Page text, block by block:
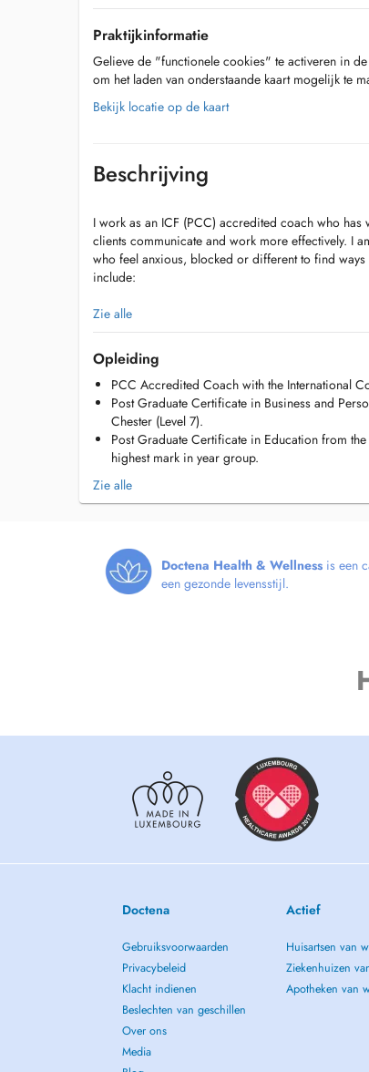
Praktijkinformatie
Gelieve de "functionele cookies" te activeren in
om het laden van onderstaande kaart mogelijk te
Bekijk locatie op de kaart
Beschrijving
I work as an ICF (PCC) accredited coach who
clients communicate and work more effectively. I
who feel anxious, blocked or different to find
include:
- Comfort and fluency when communicating at work
- Participating more effectively in meetings,
work.
- Managing difficult conversations and giving
- Developing strategies in enabling you to work at
- Reflecting on what it means to be professional at
Zie alle
Opleiding
PCC Accredited Coach with the International
Post Graduate Certificate in Business and
Chester (Level 7).
Post Graduate Certificate in Education from
highest mark in year group.
Zie alle
Doctena Health & Wellness is een
een gezonde levensstijl.
Doctena
Gebruiksvoorwaarden
Privacybeleid
Klacht indienen
Beslechten van geschillen
Over ons
Media
Actief
Huisartsen van
Ziekenhuizen
Apotheken van